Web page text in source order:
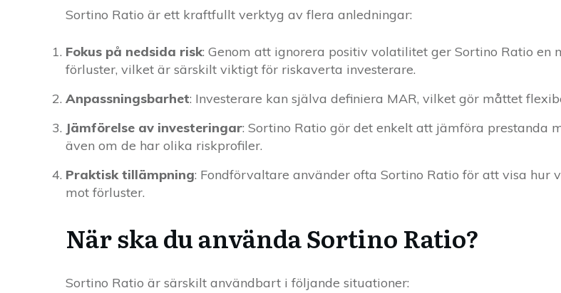
Sortino Ratio är ett kraftfullt verktyg av flera anledningar:
Fokus på nedsida risk: Genom att ignorera positiv volatilitet ger Sortino Ratio en
förluster, vilket är särskilt viktigt för riskaverta investerare.
Anpassningsbarhet: Investerare kan själva definiera MAR, vilket gör måttet
Jämförelse av investeringar: Sortino Ratio gör det enkelt att jämföra prestanda
även om de har olika riskprofiler.
Praktisk tillämpning: Fondförvaltare använder ofta Sortino Ratio för att visa hur
mot förluster.
När ska du använda Sortino Ratio?
Sortino Ratio är särskilt användbart i följande situationer: